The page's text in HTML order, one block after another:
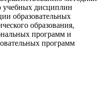
учебных дисциплин
образовательных
образования,
программ и
программ